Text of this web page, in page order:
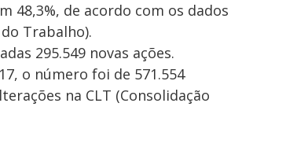
48,3%, de acordo com os dados
Trabalho).
295.549 novas ações.
o número foi de 571.554
na CLT (Consolidação